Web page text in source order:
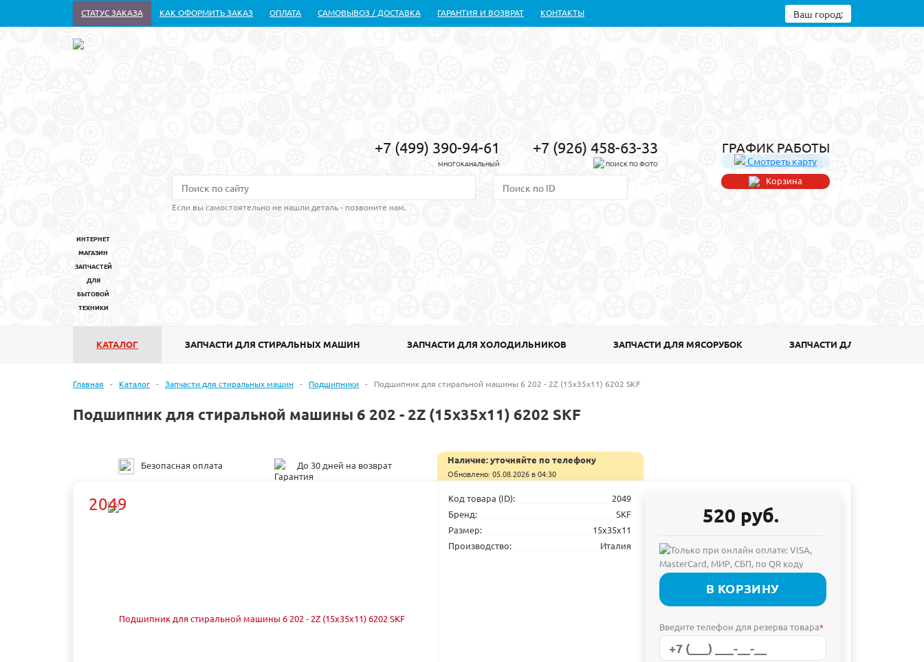
СТАТУС ЗАКАЗА КАК ОФОРМИТЬ ЗАКАЗ ОПЛАТА САМОВЫВОЗ / ДОСТАВКА ГАРАНТИЯ И ВОЗВРАТ КОНТАКТЫ Ваш город:
ИНТЕРНЕТ
МАГАЗИН
ЗАПЧАСТЕЙ
ДЛЯ
БЫТОВОЙ
ТЕХНИКИ
+7 (499) 390-94-61
МНОГОКАНАЛЬНЫЙ
+7 (926) 458-63-33
ПОИСК ПО ФОТО
ГРАФИК РАБОТЫ
Смотреть карту
Корзина
Если вы самостоятельно не нашли деталь - позвоните нам.
КАТАЛОГ ЗАПЧАСТИ ДЛЯ СТИРАЛЬНЫХ МАШИН ЗАПЧАСТИ ДЛЯ ХОЛОДИЛЬНИКОВ ЗАПЧАСТИ ДЛЯ МЯСОРУБОК ЗАПЧАСТИ ДЛЯ
Главная - Каталог - Запчасти для стиральных машин - Подшипники - Подшипник для стиральной машины 6 202 - 2Z (15x35x11) 6202 SKF
Подшипник для стиральной машины 6 202 - 2Z (15x35x11) 6202 SKF
Безопасная оплата До 30 дней на возврат Наличие:уточняйте по телефону
Обновлено: 05.08.2026 в 04:30
2049 Код товара (ID):
2049
Бренд:
SKF
Размер:
15x35x11
Производство:
Италия
520 руб.
В КОРЗИНУ
Введите телефон для резерва товара*